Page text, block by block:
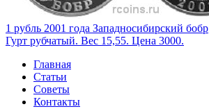
1 рубль 2001 года Западносибирский бобр
Гурт рубчатый. Вес 15,55. Цена 3000.
Главная
Статьи
Советы
Контакты